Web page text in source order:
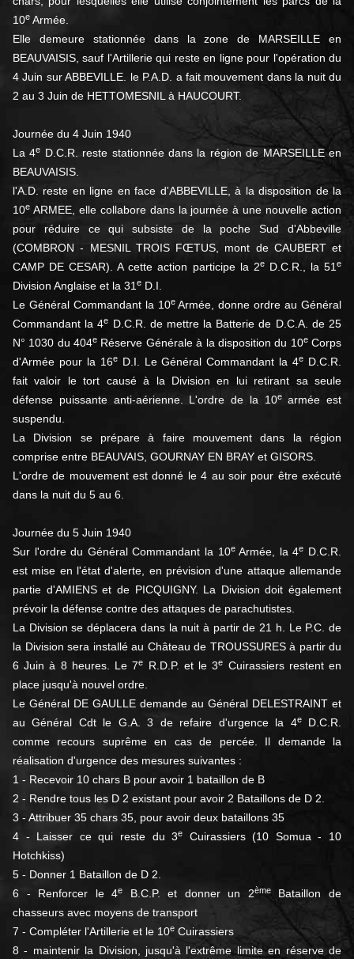
10e Armée.
Elle demeure stationnée dans la zone de MARSEILLE en
BEAUVAISIS, sauf l'Artillerie qui reste en ligne pour l'opération du
4 Juin sur ABBEVILLE. le P.A.D. a fait mouvement dans la nuit du
2 au 3 Juin de HETTOMESNIL à HAUCOURT.
Journée du 4 Juin 1940
La 4e D.C.R. reste stationnée dans la région de MARSEILLE en
BEAUVAISIS.
l'A.D. reste en ligne en face d'ABBEVILLE, à la disposition de la
10e ARMEE, elle collabore dans la journée à une nouvelle action
pour réduire ce qui subsiste de la poche Sud d'Abbeville
(COMBRON - MESNIL TROIS FŒTUS, mont de CAUBERT et
CAMP DE CESAR). A cette action participe la 2eD.C.R., la 51e
Division Anglaise et la 31 e D.I.
Le Général Commandant la 10eArmée, donne ordre au Général
Commandant la 4e D.C.R. de mettre la Batterie de D.C.A. de 25
N° 1030 du 404e Réserve Générale à la disposition du 10eCorps
d'Armée pour la 16eD.I. Le Général Commandant la 4e D.C.R.
fait valoir le tort causé à la Division en lui retirant sa seule
défense puissante anti-aérienne. L'ordre de la 10earmée est
suspendu.
La Division se prépare à faire mouvement dans la région
comprise entre BEAUVAIS, GOURNAY EN BRAY et GISORS.
L'ordre de mouvement est donné le 4 au soir pour être exécuté
dans la nuit du 5 au 6.
Journée du 5 Juin 1940
Sur l'ordre du Général Commandant la 10eArmée, la 4e D.C.R.
est mise en l'état d'alerte, en prévision d'une attaque allemande
partie d'AMIENS et de PICQUIGNY. La Division doit également
prévoir la défense contre des attaques de parachutistes.
La Division se déplacera dans la nuit à partir de 21 h. Le P.C. de
la Division sera installé au Château de TROUSSURES à partir du
6 Juin à 8 heures. Le 7e R.D.P. et le 3e Cuirassiers restent en
place jusqu'à nouvel ordre.
Le Général DE GAULLE demande au Général DELESTRAINT et
au Général Cdt le G.A. 3 de refaire d'urgence la 4eD.C.R.
comme recours suprême en cas de percée. Il demande la
réalisation d'urgence des mesures suivantes :
1 - Recevoir 10 chars B pour avoir 1 bataillon de B
2 - Rendre tous les D 2 existant pour avoir 2 Bataillons de D 2.
3 - Attribuer 35 chars 35, pour avoir deux bataillons 35
4 - Laisser ce qui reste du 3e
Cuirassiers (10 Somua - 10
Hotchkiss)
5 - Donner 1 Bataillon de D 2.
6 - Renforcer le 4e B.C.P. et donner un 2èmeBataillon de
chasseurs avec moyens de transport
7 - Compléter l'Artillerie et le 10e Cuirassiers
8 - maintenir la Division, jusqu'à l'extrême limite en réserve de